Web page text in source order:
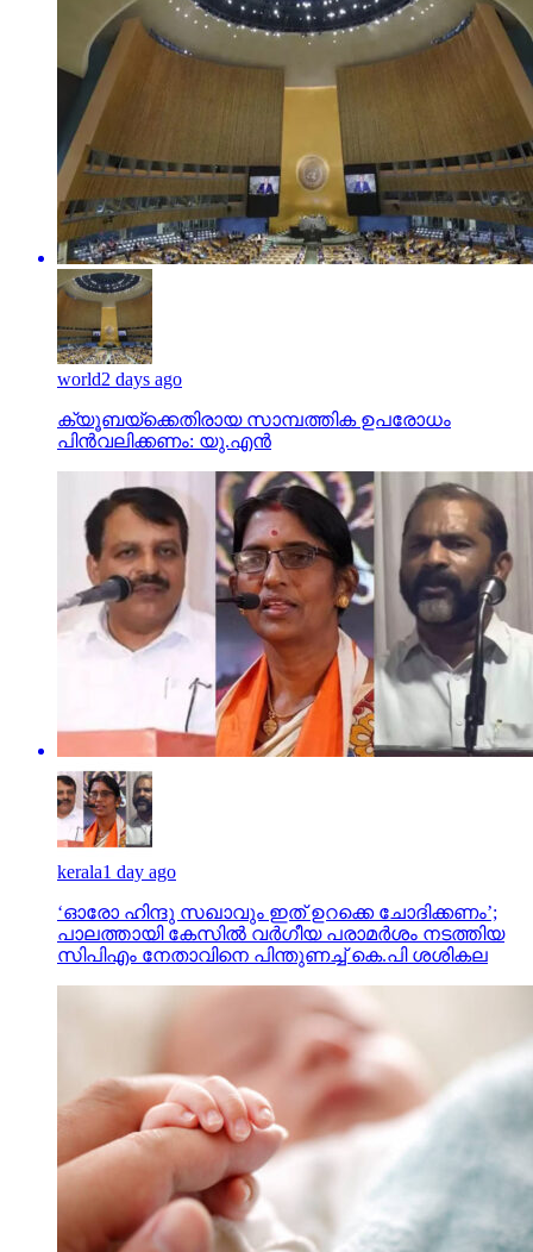
world2 days ago
ക്യൂബയ്ക്കെതിരായ സാമ്പത്തിക ഉപരോധം
പിന്‍വലിക്കണം: യു.എന്‍
kerala1 day ago
‘ഓരോ ഹിന്ദു സഖാവും ഇത് ഉറക്കെ ചോദിക്കണം’;
പാലത്തായി കേസിൽ വർഗീയ പരാമർശം നടത്തിയ
സിപിഎം നേതാവിനെ പിന്തുണച്ച് കെ.പി ശശികല